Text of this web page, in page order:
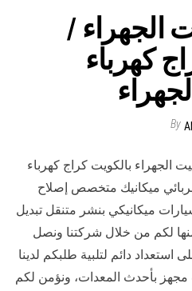
الجهراء /
/ كراج كهرباء
By
الجهراء بالكويت كراج كهرباء
ميكانيك متخصص إصلاح
ميكانيكي بنشر متنقل تبديل
لكم من خلال شركتنا ونصل
استعداد دائم لتلبية طلبكم لدينا
بأحدث المعدات، ونؤمن لكم